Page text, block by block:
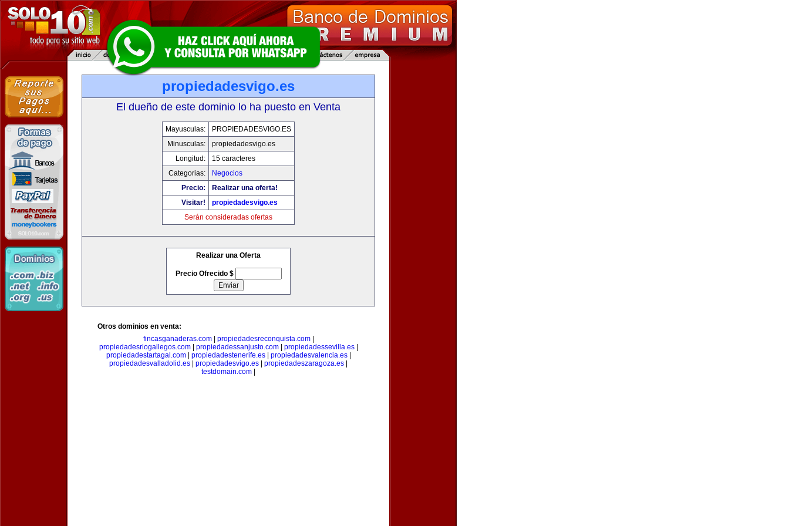
propiedadesvigo.es
El dueño de este dominio lo ha puesto en Venta
Mayusculas:
PROPIEDADESVIGO.ES
Minusculas:
propiedadesvigo.es
Longitud:
15 caracteres
Categorias:
Negocios
Precio:
Realizar una oferta!
Visitar!
propiedadesvigo.es
Serán consideradas ofertas
Realizar una Oferta
Precio Ofrecido $
Otros dominios en venta:
fincasganaderas.com| propiedadesreconquista.com|
propiedadesriogallegos.com| propiedadessanjusto.com| propiedadessevilla.es|
propiedadestartagal.com| propiedadestenerife.es| propiedadesvalencia.es|
propiedadesvalladolid.es
propiedadesvigo.es propiedadeszaragoza.es
testdomain.com